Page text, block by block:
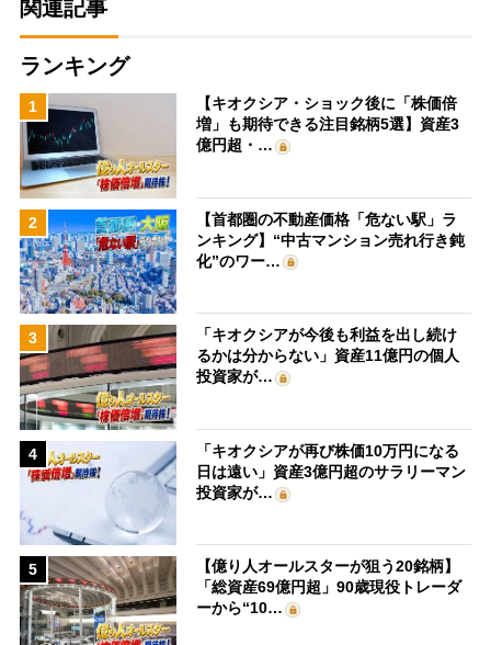
関連記事
ランキング
1
【キオクシア・ショック後に「株価倍
増」も期待できる注目銘柄5選】資産3
億円超・…
2
【首都圏の不動産価格「危ない駅」ラ
ンキング】“中古マンション売れ行き鈍
化”のワー…
3
「キオクシアが今後も利益を出し続け
るかは分からない」資産11億円の個人
投資家が…
4
「キオクシアが再び株価10万円になる
日は遠い」資産3億円超のサラリーマン
投資家が…
5
【億り人オールスターが狙う20銘柄】
「総資産69億円超」90歳現役トレーダ
ーから“10…